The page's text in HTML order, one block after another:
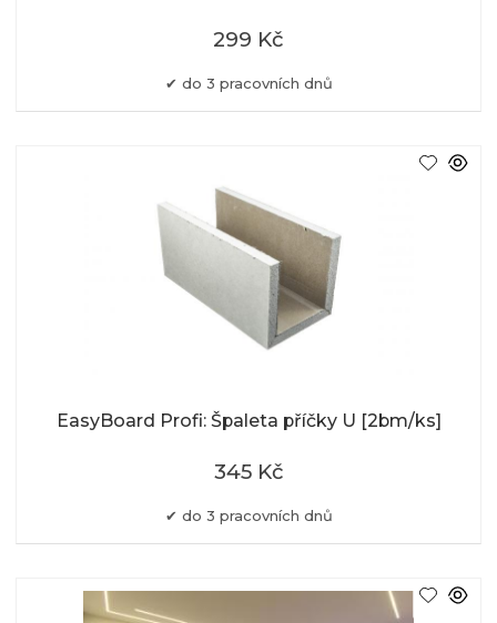
do 3 pracovních dnů
299 Kč
EasyBoard Profi: Špaleta příčky U [2bm/ks]
do 3 pracovních dnů
345 Kč